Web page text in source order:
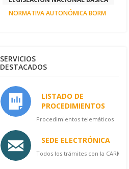
NORMATIVA AUTONÓMICA BORM
SERVICIOS
DESTACADOS
LISTADO DE
PROCEDIMIENTOS
Procedimientos telemáticos
SEDE ELECTRÓNICA
Todos los trámites con la CARM